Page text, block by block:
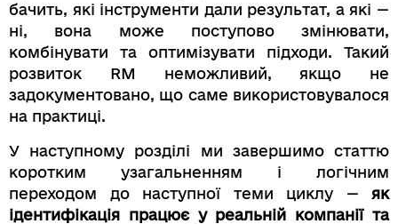
бачить, які інструменти дали результат, а які —
ні, вона може поступово змінювати,
комбінувати та оптимізувати підходи. Такий
розвиток RM неможливий, якщо не
задокументовано, що саме використовувалося
на практиці.
У наступному розділі ми завершимо статтю
коротким узагальненням і логічним
переходом до наступної теми циклу — як
ідентифікація працює у реальній компанії та